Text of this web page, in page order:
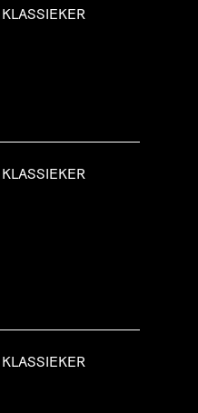
KLASSIEKER
KLASSIEKER
KLASSIEKER